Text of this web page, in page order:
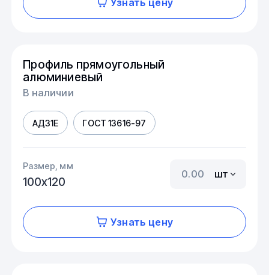
Профиль прямоугольный
алюминиевый
В наличии
АД31Е ГОСТ 13616-97
Размер, мм
100х120
шт
Узнать цену